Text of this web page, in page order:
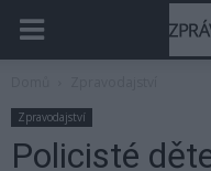
Zpravodajství
Policisté